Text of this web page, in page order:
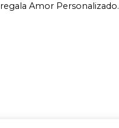
Amor Personalizado.